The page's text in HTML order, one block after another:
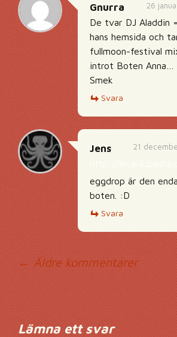
26
Gnurra
De tvar DJ Aladdin
hans hemsida och
fullmoon-festival
introt Boten Anna…
Smek
Svara
21
Jens
eggdrop är den
boten. :D
Svara
← Äldre kommentarer
Lämna ett svar